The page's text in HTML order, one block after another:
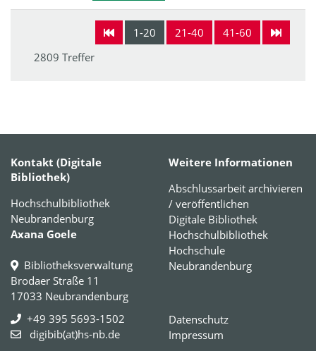
1-20 21-40
41-60
2809 Treffer
Kontakt (Digitale
Bibliothek)
Hochschulbibliothek
Neubrandenburg
Axana Goele
Bibliotheksverwaltung
Brodaer Straße 11
17033 Neubrandenburg
+49 395 5693-1502
digibib(at)hs-nb.de
Weitere Informationen
Abschlussarbeit archivieren
/ veröffentlichen
Digitale Bibliothek
Hochschulbibliothek
Hochschule
Neubrandenburg
Datenschutz
Impressum